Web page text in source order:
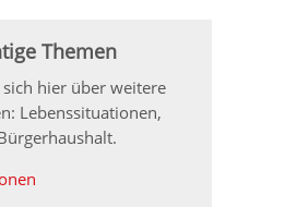
Themen
hier über weitere
Lebenssituationen,